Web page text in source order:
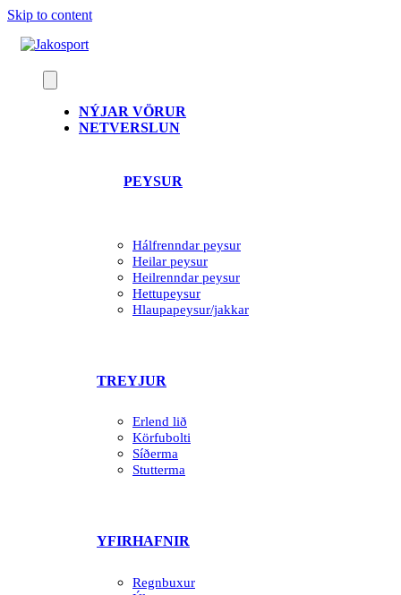
Skip to content
NÝJAR VÖRUR
NETVERSLUN
PEYSUR
Hálfrenndar peysur
Heilar peysur
Heilrenndar peysur
Hettupeysur
Hlaupapeysur/jakkar
TREYJUR
Erlend lið
Körfubolti
Síðerma
Stutterma
YFIRHAFNIR
Regnbuxur